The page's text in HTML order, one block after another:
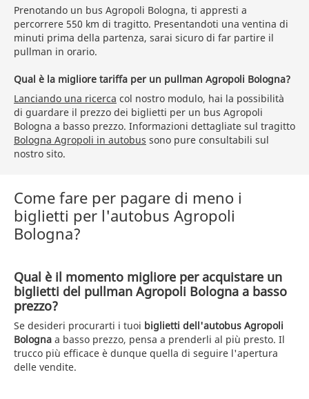
Prenotando un bus Agropoli Bologna, ti appresti a
percorrere 550 km di tragitto. Presentandoti una ventina di
minuti prima della partenza, sarai sicuro di far partire il
pullman in orario.
Qual è la migliore tariffa per un pullman Agropoli Bologna?
Lanciando una ricerca col nostro modulo, hai la possibilità
di guardare il prezzo dei biglietti per un bus Agropoli
Bologna a basso prezzo. Informazioni dettagliate sul tragitto
Bologna Agropoli in autobus sono pure consultabili sul
nostro sito.
Come fare per pagare di meno i
biglietti per l'autobus Agropoli
Bologna?
Qual è il momento migliore per acquistare un
biglietti del pullman Agropoli Bologna a basso
prezzo?
Se desideri procurarti i tuoi biglietti dell'autobus Agropoli
Bologna a basso prezzo, pensa a prenderli al più presto. Il
trucco più efficace è dunque quella di seguire l'apertura
delle vendite.